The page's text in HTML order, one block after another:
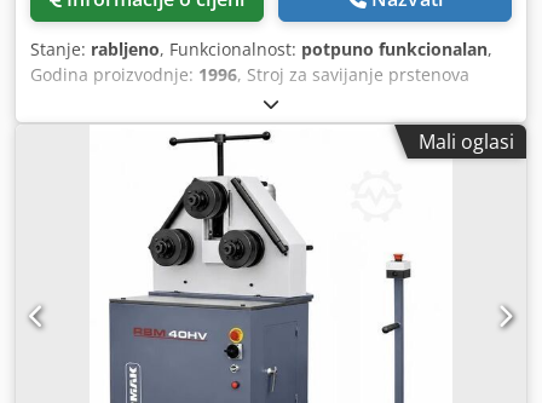
Stanje: rabljeno, Funkcionalnost: potpuno funkcionalan,
Godina proizvodnje: 1996, Stroj za savijanje prstenova
ZOPF, model RS 302 - pokreće ga motor - pogon s dva
valjka - promjer valjka 30 mm - opremljen standardnim
valjcima - kapacitet savijanja do okrugle cijevi 48 x 3,2 mm
- za obradu punog materijala do 30 mm - težina približno
180 kg Dedpszl Ud Ejfx Ap Askr - motor 0,75 kW, 400 V, 50
Mali oglasi